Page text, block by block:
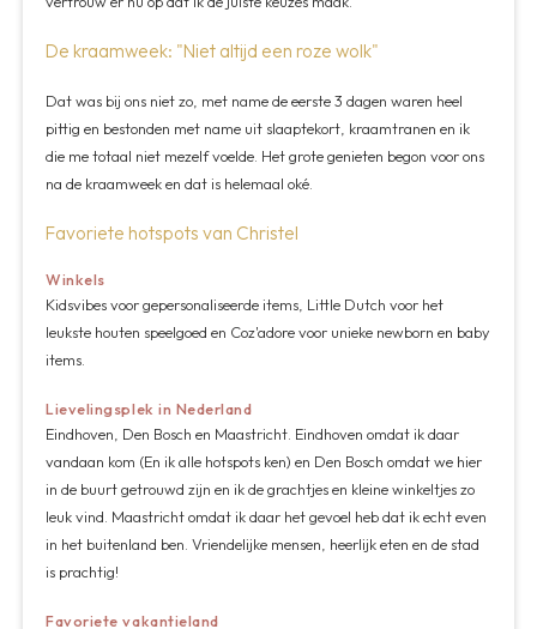
De kraamweek: "Niet altijd een roze wolk"
Dat was bij ons niet zo, met name de eerste 3 dagen waren heel
pittig en bestonden met name uit slaaptekort, kraamtranen en ik
die me totaal niet mezelf voelde. Het grote genieten begon voor ons
na de kraamweek en dat is helemaal oké.
Favoriete hotspots van Christel
Winkels
Kidsvibes voor gepersonaliseerde items, Little Dutch voor het
leukste houten speelgoed en Coz'adore voor unieke newborn en baby
items.
Lievelingsplek in Nederland
Eindhoven, Den Bosch en Maastricht. Eindhoven omdat ik daar
vandaan kom (En ik alle hotspots ken) en Den Bosch omdat we hier
in de buurt getrouwd zijn en ik de grachtjes en kleine winkeltjes zo
leuk vind. Maastricht omdat ik daar het gevoel heb dat ik echt even
in het buitenland ben. Vriendelijke mensen, heerlijk eten en de stad
is prachtig!
Favoriete vakantieland